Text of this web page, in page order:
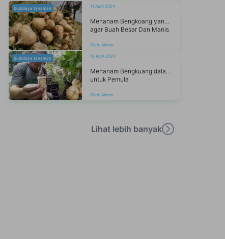
budidaya tanaman 11 April 2024
Menanam Bengkoang yang Benar
agar Buah Besar Dan Manis
Oleh: Admin
budidaya tanaman 12 April 2024
Menanam Bengkuang dalam Pot/Polybag
untuk Pemula
Oleh: Admin
Lihat lebih banyak